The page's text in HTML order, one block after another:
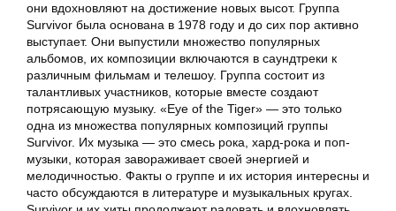
они вдохновляют на достижение новых высот. Группа
Survivor была основана в 1978 году и до сих пор активно
выступает. Они выпустили множество популярных
альбомов, их композиции включаются в саундтреки к
различным фильмам и телешоу. Группа состоит из
талантливых участников, которые вместе создают
потрясающую музыку. «Eye of the Tiger» — это только
одна из множества популярных композиций группы
Survivor. Их музыка — это смесь рока, хард-рока и поп-
музыки, которая завораживает своей энергией и
мелодичностью. Факты о группе и их история интересны и
часто обсуждаются в литературе и музыкальных кругах.